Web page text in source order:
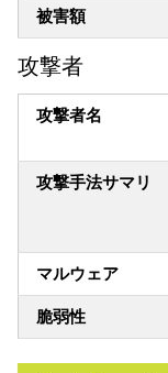
被害額
攻撃者
攻撃者名
攻撃手法サマリ
マルウェア
脆弱性